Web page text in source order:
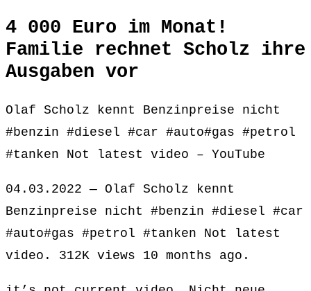
4 000 Euro im Monat!
Familie rechnet Scholz ihre
Ausgaben vor
Olaf Scholz kennt Benzinpreise nicht
#benzin #diesel #car #auto#gas #petrol
#tanken Not latest video – YouTube
04.03.2022 — Olaf Scholz kennt
Benzinpreise nicht #benzin #diesel #car
#auto#gas #petrol #tanken Not latest
video. 312K views 10 months ago.